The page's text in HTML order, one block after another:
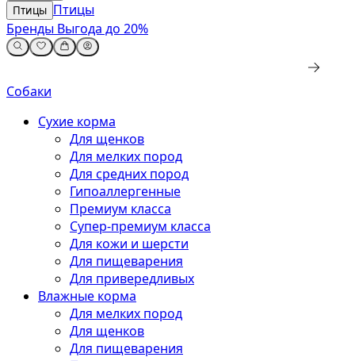
Птицы Птицы
Бренды Выгода до 20%
Собаки
Сухие корма
Для щенков
Для мелких пород
Для средних пород
Гипоаллергенные
Премиум класса
Супер-премиум класса
Для кожи и шерсти
Для пищеварения
Для привередливых
Влажные корма
Для мелких пород
Для щенков
Для пищеварения